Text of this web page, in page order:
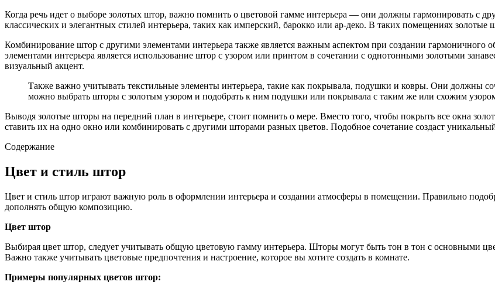
Когда речь идет о выборе золотых штор, важно помнить о цветовой гамме интерьера — они должны гармонировать с
классических и элегантных стилей интерьера, таких как имперский, барокко или ар-деко. В таких помещениях
Комбинирование штор с другими элементами интерьера также является важным аспектом при создании гармоничного
элементами интерьера является использование штор с узором или принтом в сочетании с однотонными золотыми
визуальный акцент.
Также важно учитывать текстильные элементы интерьера, такие как покрывала, подушки и ковры. Они должны
можно выбрать шторы с золотым узором и подобрать к ним подушки или покрывала с таким же или схожим
Выводя золотые шторы на передний план в интерьере, стоит помнить о мере. Вместо того, чтобы покрыть все окна
ставить их на одно окно или комбинировать с другими шторами разных цветов. Подобное сочетание создаст
Содержание
Цвет и стиль штор
Цвет и стиль штор играют важную роль в оформлении интерьера и создании атмосферы в помещении. Правильно
дополнять общую композицию.
Цвет штор
Выбирая цвет штор, следует учитывать общую цветовую гамму интерьера. Шторы могут быть тон в тон с основными
Важно также учитывать цветовые предпочтения и настроение, которое вы хотите создать в комнате.
Примеры популярных цветов штор: